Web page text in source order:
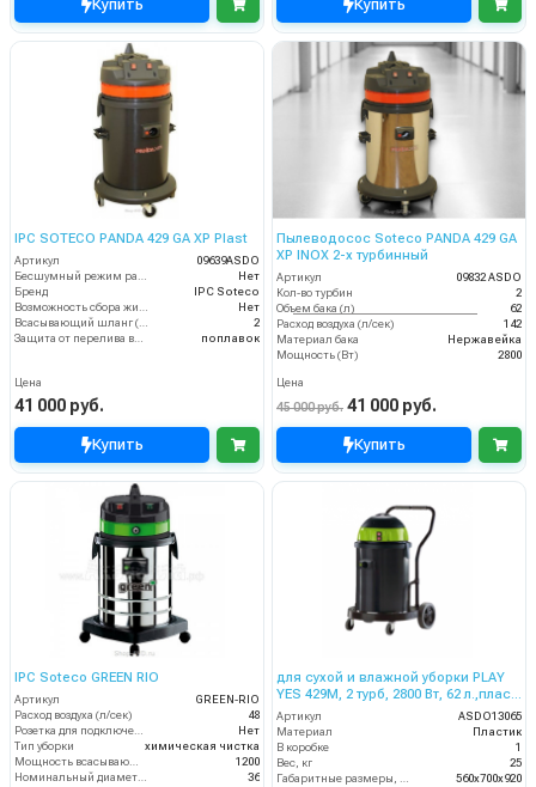
Купить Купить
IPC SOTECO PANDA 429 GA XP Plast
Артикул
09639ASDO
Нет
Бренд
IPC Soteco
Нет
2
поплавок
Цена
41 000 руб.
Купить
Пылеводосос Soteco PANDA 429 GA
XP INOX 2-х турбинный
Артикул
09832 ASDO
Кол-во турбин
2
Объем бака (л)
62
Расход воздуха (л/сек)
142
Материал бака
Нержавейка
Мощность (Вт)
2800
Цена
45 000 руб. 41 000 руб.
Купить
IPC Soteco GREEN RIO
Артикул
GREEN-RIO
Расход воздуха (л/сек)
48
Розетка для подключения инструмента
Нет
Тип уборки
химическая чистка
Мощность всасывающей турбины (Вт)
1200
Номинальный диаметр принадлежностей (мм)
36
для сухой и влажной уборки PLAY
YES 429M, 2 турб, 2800 Вт, 62 л.,пласт.
со сливным шлангом
Артикул
ASDO13065
Материал
Пластик
В коробке
1
Вес, кг
25
Габаритные размеры, мм
560x700x920